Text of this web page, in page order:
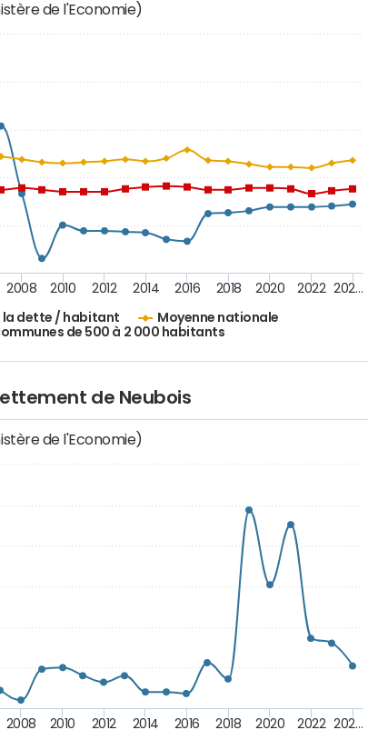
de l'Economie)
la dette / habitant
Moyenne nationale
de 500 à 2 000 habitants
2008 2010 2012 2014 2016 2018 2020 2022 202…
de Neubois
de l'Economie)
2008 2010 2012 2014 2016 2018 2020 2022 202…